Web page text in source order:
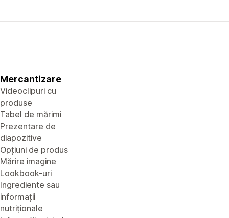
Mercantizare
Videoclipuri cu
produse
Tabel de mărimi
Prezentare de
diapozitive
Opțiuni de produs
Mărire imagine
Lookbook-uri
Ingrediente sau
informații
nutriționale